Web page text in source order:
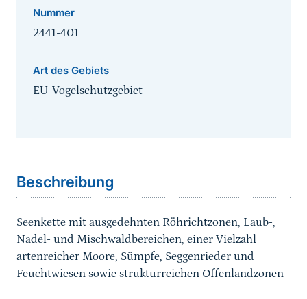
Nummer
2441-401
Art des Gebiets
EU-Vogelschutzgebiet
Beschreibung
Seenkette mit ausgedehnten Röhrichtzonen, Laub-,
Nadel- und Mischwaldbereichen, einer Vielzahl
artenreicher Moore, Sümpfe, Seggenrieder und
Feuchtwiesen sowie strukturreichen Offenlandzonen